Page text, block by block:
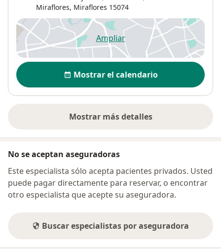
Miraflores, Miraflores 15074
Ampliarse abre en una nueva
Disponibilidad
Mostrar el calendario
Mostrar más detalles
sobre la dirección
No se aceptan aseguradoras
Este especialista sólo acepta pacientes privados. Usted
puede pagar directamente para reservar, o encontrar
otro especialista que acepte su aseguradora.
Buscar especialistas por aseguradora